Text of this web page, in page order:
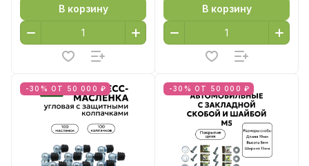
В корзину В корзину
-30% ОТ 50 000 ₽ -30% ОТ 50 000 ₽